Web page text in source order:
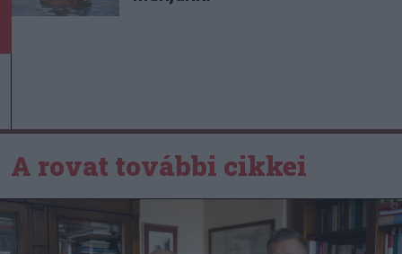
A rovat további cikkei